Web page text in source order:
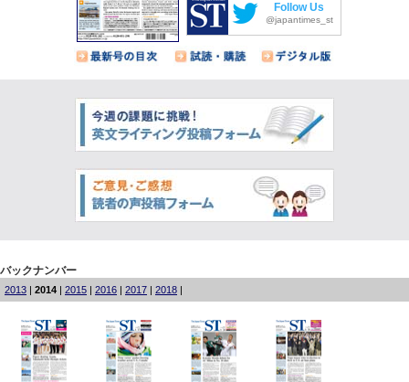
Follow Us
@japantimes_st
バックナンバー
2013 | 2014 | 2015 | 2016 | 2017 | 2018 |